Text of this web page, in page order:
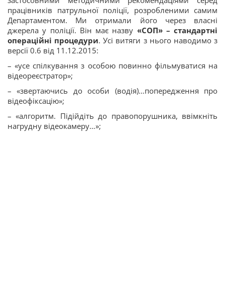
працівників патрульної поліції, розробленими самим
Департаментом. Ми отримали його через власні
джерела у поліції. Він має назву «СОП» – стандартні
операційні процедури. Усі витяги з нього наводимо з
версії 0.6 від 11.12.2015:
– «усе спілкування з особою повинно фільмуватися на
відеореєстратор»;
– «звертаючись до особи (водія)…попередження про
відеофіксацію»;
– «алгоритм. Підійдіть до правопорушника, ввімкніть
нагрудну відеокамеру…»;